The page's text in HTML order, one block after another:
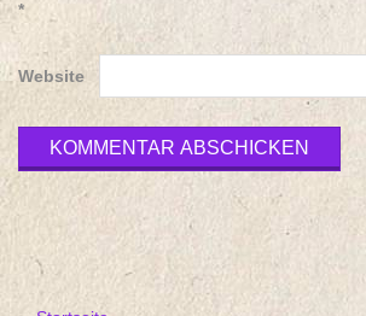
*
Website